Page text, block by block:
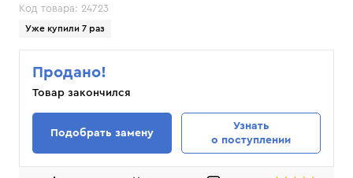
Код товара: 24723
Уже купили 7 раз
Продано!
Товар закончился
Подобрать замену
Узнать
о поступлении